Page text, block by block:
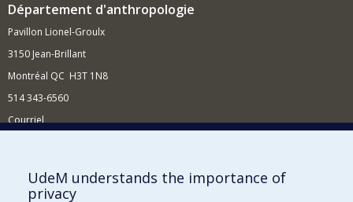
Département d'anthropologie
Pavillon Lionel-Groulx
3150 Jean-Brillant
Montréal QC H3T 1N8
514 343-6560
Courriel
Comment soutenir le Département?
BESOIN D'AIDE?
UdeM understands the importance of
privacy